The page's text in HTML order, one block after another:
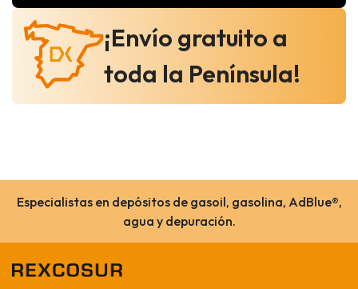
¡Envío gratuito a
toda la Península!
Especialistas en depósitos de gasoil, gasolina, AdBlue®,
agua y depuración.